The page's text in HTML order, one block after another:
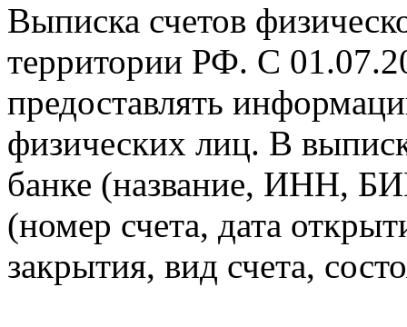
Выписка счетов
территории РФ. С
предоставлять
физических лиц. В
банке (название, ИНН,
(номер счета, дата
закрытия, вид счета,